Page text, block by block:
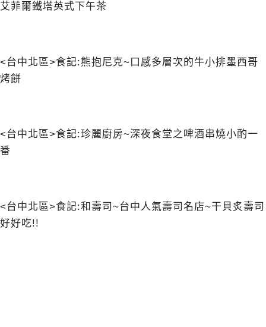
艾菲爾鐵塔英式下午茶
<台中北區>食記:熊抱尼克~口感多層次的牛小排墨西哥
烤餅
<台中北區>食記:珍麗廚房~深夜食堂之啤酒串燒小酌一
番
<台中北區>食記:和壽司~台中人氣壽司名店~干貝炙壽司
好好吃!!